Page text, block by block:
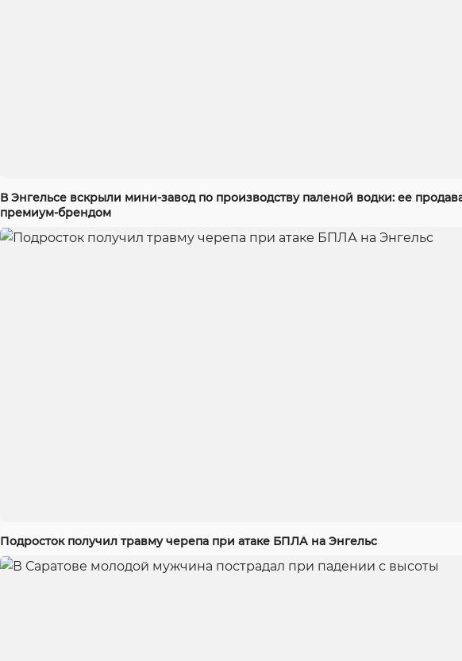
В Энгельсе вскрыли мини-завод по производству паленой водки: ее
премиум-брендом
Подросток получил травму черепа при атаке БПЛА на Энгельс